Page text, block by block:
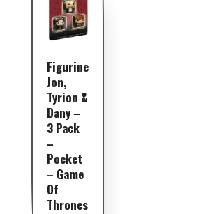
Figurine
Jon,
Tyrion &
Dany –
3 Pack
–
Pocket
– Game
Of
Thrones